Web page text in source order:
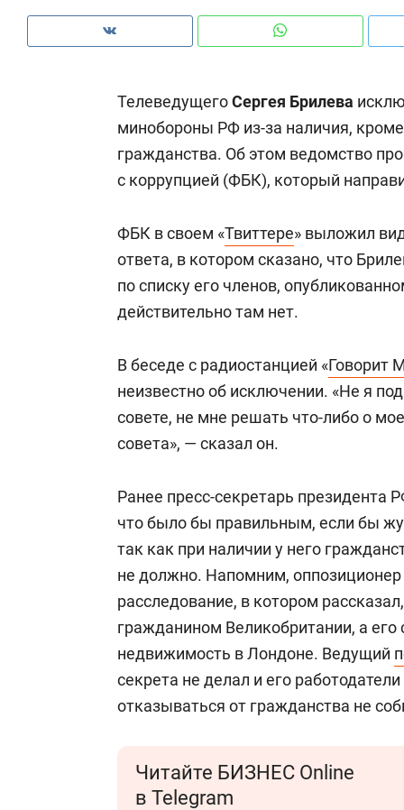
ТелеведущегоСергея Брилева
минобороны РФ из-за наличия, кроме
гражданства. Об этом ведомство
с коррупцией (ФБК), который
ФБК в своем «Твиттере» выложил
ответа, в котором сказано, что
по списку его членов,
действительно там нет.
В беседе с радиостанцией «Говорит
неизвестно об исключении. «Не я
совете, не мне решать что-либо о
совета», — сказал он.
Ранее пресс-секретарь президента
что было бы правильным, если бы
так как при наличии у него
не должно. Напомним, оппозиционер
расследование, в котором
гражданином Великобритании, а
недвижимость в Лондоне. Ведущий
секрета не делал и его
отказываться от гражданства не
Читайте БИЗНЕС Online
в Telegram
Рекомендуем
Как ГК «МИР ГРУПП» и ВТБ
комфорта под Казанью
Рекомендуем
150